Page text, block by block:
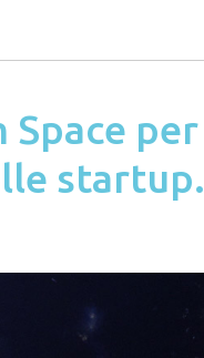
Space per
startup.